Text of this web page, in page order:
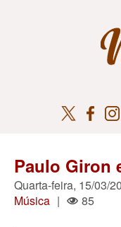
Paulo Giron
Quarta-feira, 15/03/
Música | 85